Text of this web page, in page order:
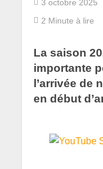
3 octobre 2025
2 Minute à lire
La saison
importante
l’arrivée de
en début